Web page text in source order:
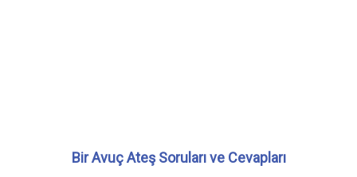
Bir Avuç Ateş Soruları ve Cevapları